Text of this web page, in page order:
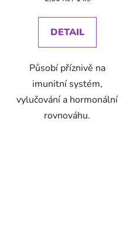
DETAIL
Působí příznivě na
imunitní systém,
vylučování a hormonální
rovnováhu.